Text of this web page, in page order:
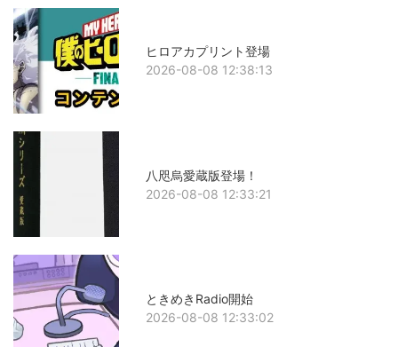
ヒロアカプリント登場
2026-08-08 12:38:13
八咫烏愛蔵版登場！
2026-08-08 12:33:21
ときめきRadio開始
2026-08-08 12:33:02